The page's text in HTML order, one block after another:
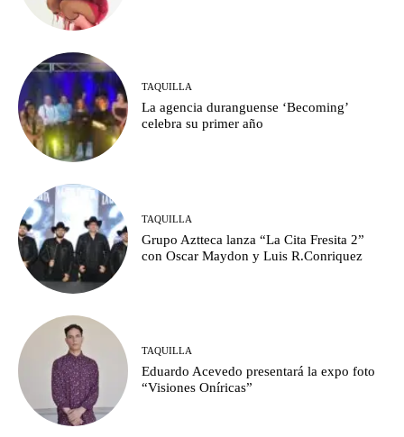
TAQUILLA
La agencia duranguense ‘Becoming’
celebra su primer año
TAQUILLA
Grupo Aztteca lanza “La Cita Fresita 2”
con Oscar Maydon y Luis R.Conriquez
TAQUILLA
Eduardo Acevedo presentará la expo foto
“Visiones Oníricas”